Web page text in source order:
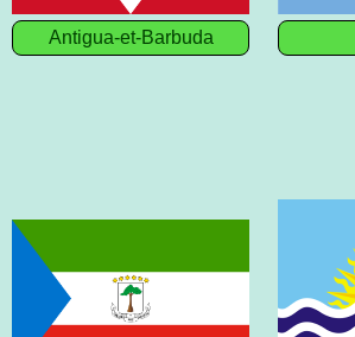
Antigua-et-Barbuda